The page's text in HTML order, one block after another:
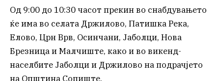
Од 9:00 до 10:30 часот прекин во снабдувањето
ќе има во селата Држилово, Патишка Река,
Елово, Црн Врв, Осинчани, Јаболци, Нова
Брезница и Малчиште, како и во викенд-
населбите Јаболци и Држилово на подрачјето
на Општина Сопиште.